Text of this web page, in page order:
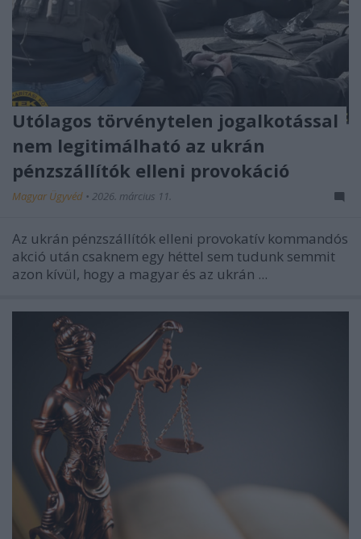
Utólagos törvénytelen jogalkotással
nem legitimálható az ukrán
pénzszállítók elleni provokáció
Magyar Ügyvéd • 2026. március 11.
Az ukrán pénzszállítók elleni provokatív kommandós
akció után csaknem egy héttel sem tudunk semmit
azon kívül, hogy a magyar és az ukrán ...